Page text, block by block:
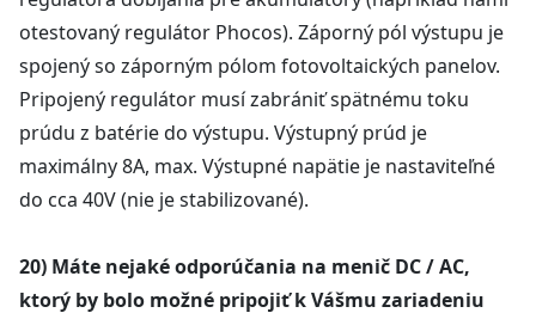
otestovaný regulátor Phocos). Záporný pól výstupu je
spojený so záporným pólom fotovoltaických panelov.
Pripojený regulátor musí zabrániť spätnému toku
prúdu z batérie do výstupu. Výstupný prúd je
maximálny 8A, max. Výstupné napätie je nastaviteľné
do cca 40V (nie je stabilizované).
20) Máte nejaké odporúčania na menič DC / AC,
ktorý by bolo možné pripojiť k Vášmu zariadeniu